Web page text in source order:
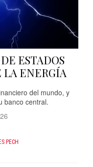
ESTADOS
LA ENERGÍA
del mundo, y
banco central.
PECH